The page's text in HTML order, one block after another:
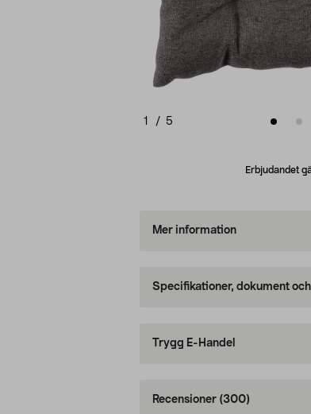
1 / 5
Erbjudandet
Mer information
Specifikationer, dokument
Trygg E-Handel
Recensioner (300)